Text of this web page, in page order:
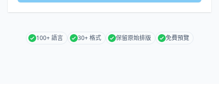
100+ 語言 30+ 格式 保留原始排版 免費預覽